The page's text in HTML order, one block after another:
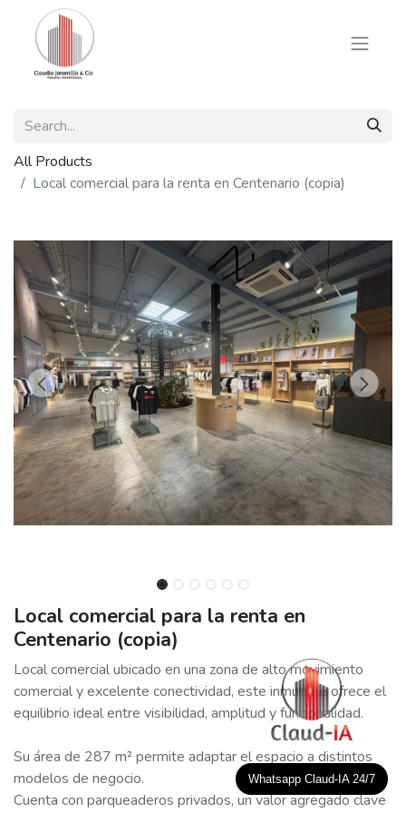
All Products
Local comercial para la renta en Centenario (copia)
Local comercial para la renta en
Centenario (copia)
Local comercial ubicado en una zona de alto movimiento
comercial y excelente conectividad, este inmueble ofrece el
equilibrio ideal entre visibilidad, amplitud y funcionalidad.
Su área de 287 m² permite adaptar el espacio a distintos
modelos de negocio.
Cuenta con parqueaderos privados, un valor agregado clave
Whatsapp Claud-IA 24/7